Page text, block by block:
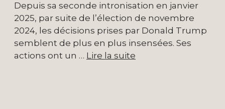
Depuis sa seconde intronisation en janvier
2025, par suite de l’élection de novembre
2024, les décisions prises par Donald Trump
semblent de plus en plus insensées. Ses
actions ont un … Lire la suite